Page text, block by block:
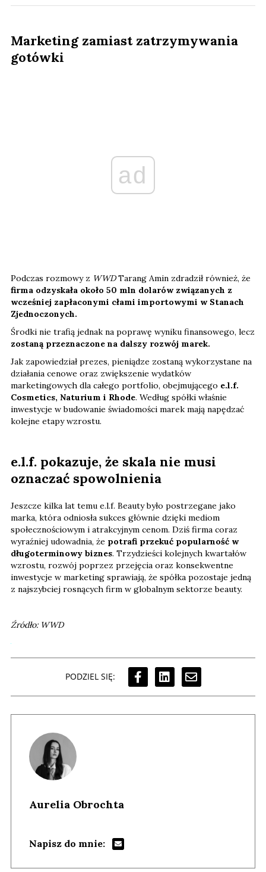
Marketing zamiast zatrzymywania
gotówki
ad
Podczas rozmowy z WWDTarang Amin zdradził również, że
firma odzyskała około 50 mln dolarów związanych z
wcześniej zapłaconymi cłami importowymi w Stanach
Zjednoczonych.
Środki nie trafią jednak na poprawę wyniku finansowego, lecz
zostaną przeznaczone na dalszy rozwój marek.
Jak zapowiedział prezes, pieniądze zostaną wykorzystane na
działania cenowe oraz zwiększenie wydatków
marketingowych dla całego portfolio, obejmującego e.l.f.
Cosmetics, Naturium i Rhode. Według spółki właśnie
inwestycje w budowanie świadomości marek mają napędzać
kolejne etapy wzrostu.
e.l.f. pokazuje, że skala nie musi
oznaczać spowolnienia
Jeszcze kilka lat temu e.l.f. Beauty było postrzegane jako
marka, która odniosła sukces głównie dzięki mediom
społecznościowym i atrakcyjnym cenom. Dziś firma coraz
wyraźniej udowadnia, że potrafi przekuć popularność w
długoterminowy biznes. Trzydzieści kolejnych kwartałów
wzrostu, rozwój poprzez przejęcia oraz konsekwentne
inwestycje w marketing sprawiają, że spółka pozostaje jedną
z najszybciej rosnących firm w globalnym sektorze beauty.
Źródło: WWD
PODZIEL SIĘ:
Aurelia Obrochta
Napisz do mnie: